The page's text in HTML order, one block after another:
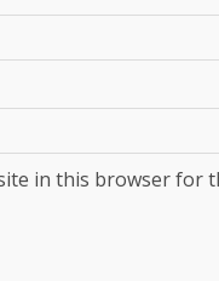
in this browser for